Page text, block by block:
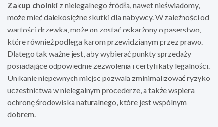
Zakup choinki z nielegalnego źródła, nawet nieświadomy,
może mieć dalekosiężne skutki dla nabywcy. W zależności od
wartości drzewka, może on zostać oskarżony o paserstwo,
które również podlega karom przewidzianym przez prawo.
Dlatego tak ważne jest, aby wybierać punkty sprzedaży
posiadające odpowiednie zezwolenia i certyfikaty legalności.
Unikanie niepewnych miejsc pozwala zminimalizować ryzyko
uczestnictwa w nielegalnym procederze, a także wspiera
ochronę środowiska naturalnego, które jest wspólnym
dobrem.